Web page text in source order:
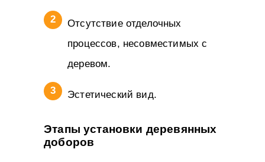
Отсутствие отделочных
процессов, несовместимых с
деревом.
Эстетический вид.
Этапы установки деревянных
доборов